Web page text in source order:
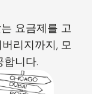
요금제를 고
리지까지, 모
니다.